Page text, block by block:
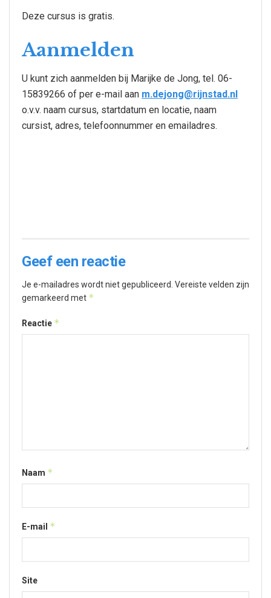
Deze cursus is gratis.
Aanmelden
U kunt zich aanmelden bij Marijke de Jong, tel. 06-
15839266 of per e-mail aan m.dejong@rijnstad.nl
o.v.v. naam cursus, startdatum en locatie, naam
cursist, adres, telefoonnummer en emailadres.
Geef een reactie
Je e-mailadres wordt niet gepubliceerd. Vereiste velden zijn
gemarkeerd met *
Reactie *
Naam *
E-mail *
Site